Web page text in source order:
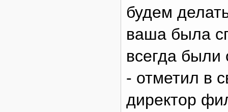
будем
ваша была
всегда
- отметил в
директор